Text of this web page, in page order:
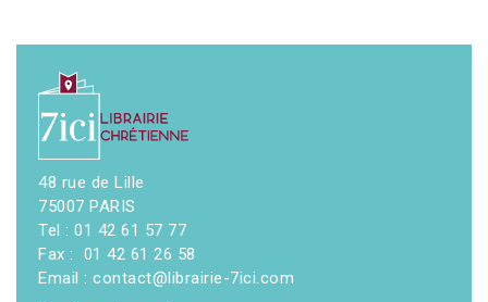
48 rue de Lille
75007 PARIS
Tel : 01 42 61 57 77
Fax : 01 42 61 26 58
Email : contact@librairie-7ici.com